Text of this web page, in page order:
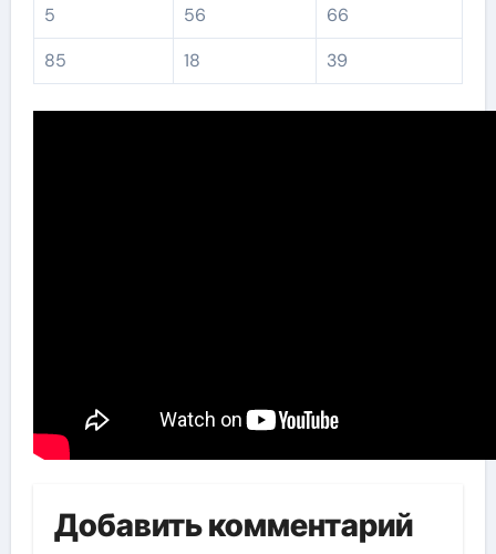
5
56
66
85
18 39
Добавить комментарий